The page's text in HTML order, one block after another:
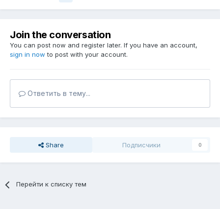
Join the conversation
You can post now and register later. If you have an account,
sign in now to post with your account.
Ответить в тему...
Share Подписчики 0
Перейти к списку тем